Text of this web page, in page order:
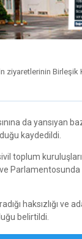
da yansıyan
kaydedildi.
toplum
haksızlığı
belirtildi.